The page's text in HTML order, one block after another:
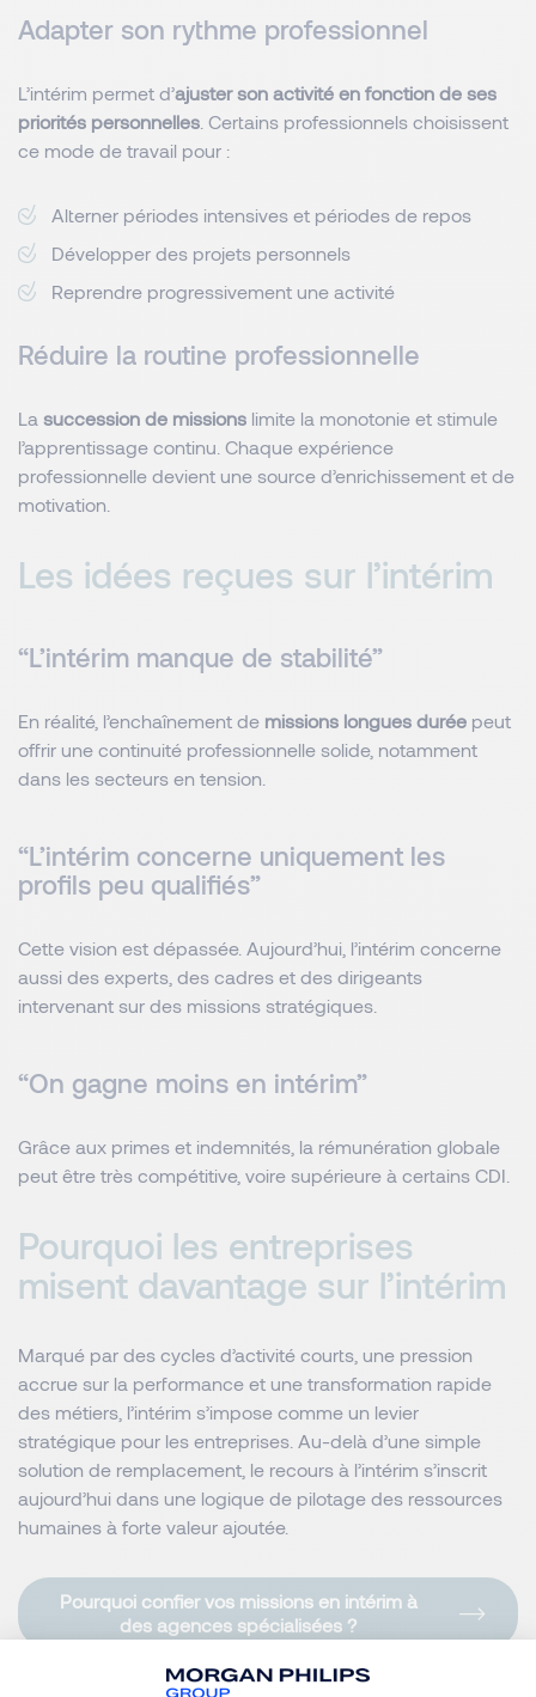
Adapter son rythme professionnel
L’intérim permet d’ajuster son activité en fonction de ses
priorités personnelles . Certains professionnels choisissent
ce mode de travail pour :
Alterner périodes intensives et périodes de repos
Développer des projets personnels
Reprendre progressivement une activité
Réduire la routine professionnelle
La succession de missions limite la monotonie et stimule
l’apprentissage continu. Chaque expérience
professionnelle devient une source d’enrichissement et de
motivation.
Les idées reçues sur l’intérim
“L’intérim manque de stabilité”
En réalité, l’enchaînement de missions longues durée peut
offrir une continuité professionnelle solide, notamment
dans les secteurs en tension.
“L’intérim concerne uniquement les
profils peu qualifiés”
Cette vision est dépassée. Aujourd’hui, l’intérim concerne
aussi des experts, des cadres et des dirigeants
intervenant sur des missions stratégiques.
“On gagne moins en intérim”
Grâce aux primes et indemnités, la rémunération globale
peut être très compétitive, voire supérieure à certains CDI.
Pourquoi les entreprises
misent davantage sur l’intérim
Marqué par des cycles d’activité courts, une pression
accrue sur la performance et une transformation rapide
des métiers, l’intérim s’impose comme un levier
stratégique pour les entreprises. Au-delà d’une simple
solution de remplacement, le recours à l’intérim s’inscrit
aujourd’hui dans une logique de pilotage des ressources
humaines à forte valeur ajoutée.
Pourquoi confier vos missions en intérim à
des agences spécialisées ?